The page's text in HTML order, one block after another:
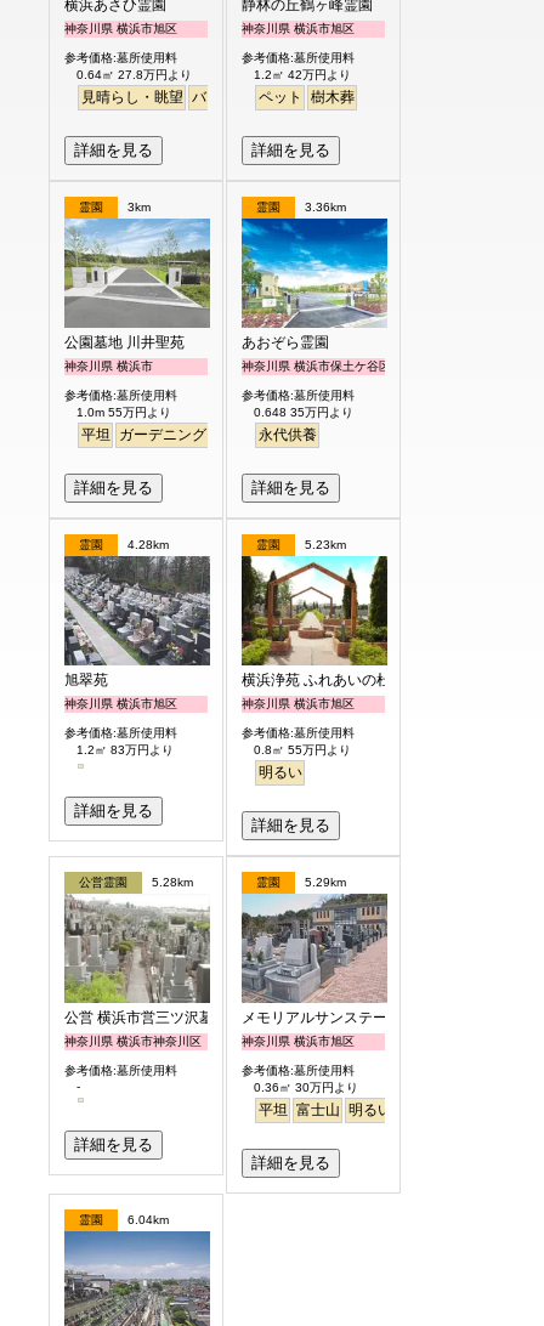
横浜あさひ霊園
神奈川県 横浜市旭区
参考価格:墓所使用料
0.64㎡ 27.8万円より
見晴らし・眺望 バリアフリー 明るい
詳細を見る
静林の丘鶴ヶ峰霊園
神奈川県 横浜市旭区
参考価格:墓所使用料
1.2㎡ 42万円より
ペット 樹木葬
詳細を見る
霊園 3km
公園墓地 川井聖苑
神奈川県 横浜市
参考価格:墓所使用料
1.0m 55万円より
平坦 ガーデニング 永代供養
詳細を見る
霊園 3.36km
あおぞら霊園
神奈川県 横浜市保土ケ谷区
参考価格:墓所使用料
0.648 35万円より
永代供養
詳細を見る
霊園 4.28km
旭翠苑
神奈川県 横浜市旭区
参考価格:墓所使用料
1.2㎡ 83万円より
詳細を見る
霊園 5.23km
横浜浄苑 ふれあいの杜
神奈川県 横浜市旭区
参考価格:墓所使用料
0.8㎡ 55万円より
明るい
詳細を見る
公営霊園 5.28km
公営 横浜市営三ツ沢墓地
神奈川県 横浜市神奈川区
参考価格:墓所使用料
-
詳細を見る
霊園 5.29km
メモリアルサンステージ
神奈川県 横浜市旭区
参考価格:墓所使用料
0.36㎡ 30万円より
平坦 富士山 明るい
詳細を見る
霊園 6.04km